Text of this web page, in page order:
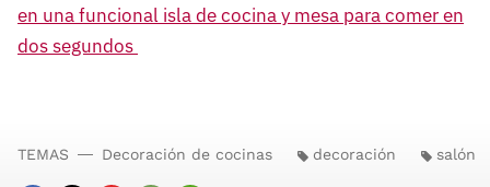
en una funcional isla de cocina y mesa para comer en
dos segundos
TEMAS Decoración de cocinas decoración salón